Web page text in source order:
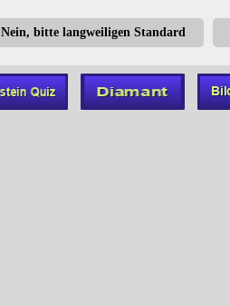
Nein, bitte langweiligen Standard